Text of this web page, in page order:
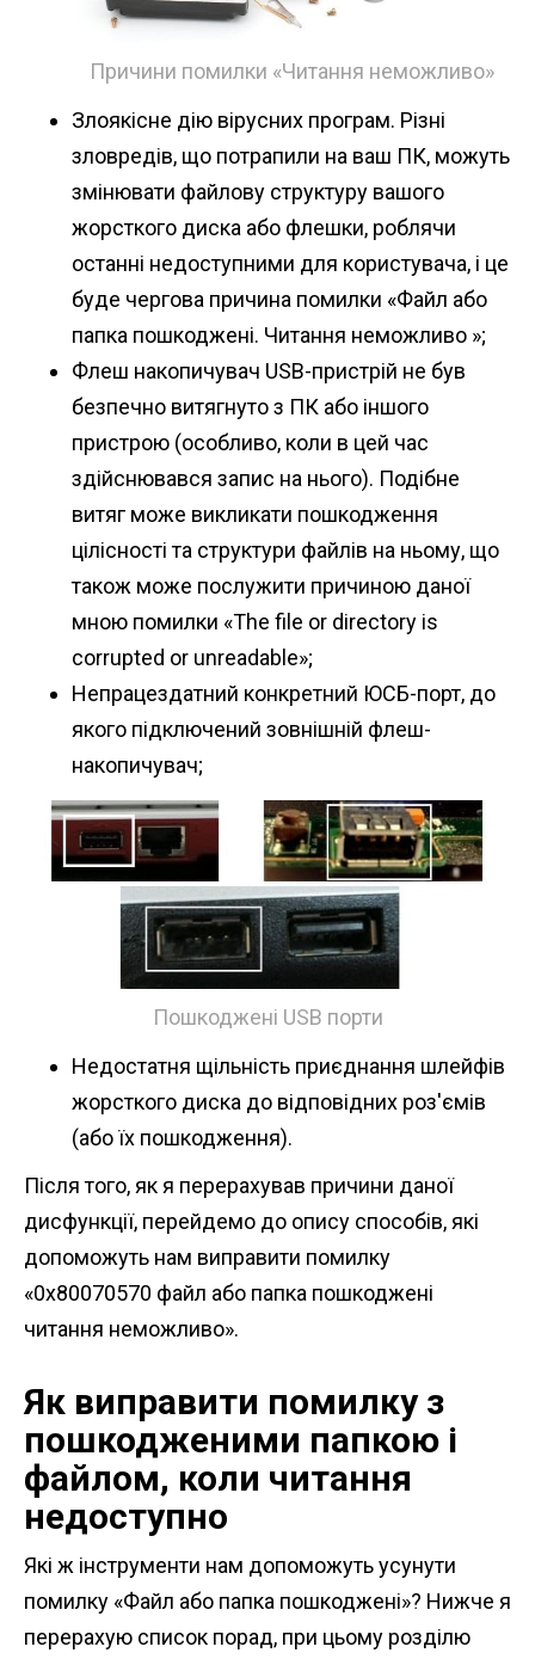
Причини помилки «Читання неможливо»
Злоякісне дію вірусних програм. Різні
зловредів, що потрапили на ваш ПК, можуть
змінювати файлову структуру вашого
жорсткого диска або флешки, роблячи
останні недоступними для користувача, і це
буде чергова причина помилки «Файл або
папка пошкоджені. Читання неможливо »;
Флеш накопичувач USB-пристрій не був
безпечно витягнуто з ПК або іншого
пристрою (особливо, коли в цей час
здійснювався запис на нього). Подібне
витяг може викликати пошкодження
цілісності та структури файлів на ньому, що
також може послужити причиною даної
мною помилки «The file or directory is
corrupted or unreadable»;
Непрацездатний конкретний ЮСБ-порт, до
якого підключений зовнішній флеш-
накопичувач;
Пошкоджені USB порти
Недостатня щільність приєднання шлейфів
жорсткого диска до відповідних роз'ємів
(або їх пошкодження).
Після того, як я перерахував причини даної
дисфункції, перейдемо до опису способів, які
допоможуть нам виправити помилку
«0х80070570 файл або папка пошкоджені
читання неможливо».
Як виправити помилку з
пошкодженими папкою і
файлом, коли читання
недоступно
Які ж інструменти нам допоможуть усунути
помилку «Файл або папка пошкоджені»? Нижче я
перерахую список порад, при цьому розділю